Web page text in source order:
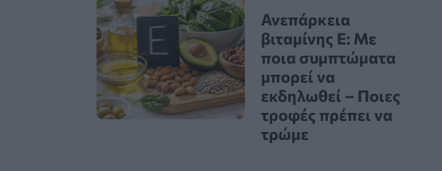
Ανεπάρκεια
βιταμίνης Ε: Με
ποια συμπτώματα
μπορεί να
εκδηλωθεί – Ποιες
τροφές πρέπει να
τρώμε